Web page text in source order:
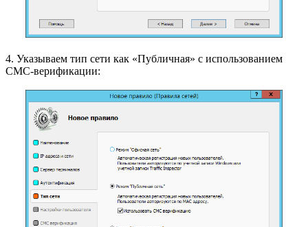
4. Указываем тип сети как «Публичная» с использованием
СМС-верификации: